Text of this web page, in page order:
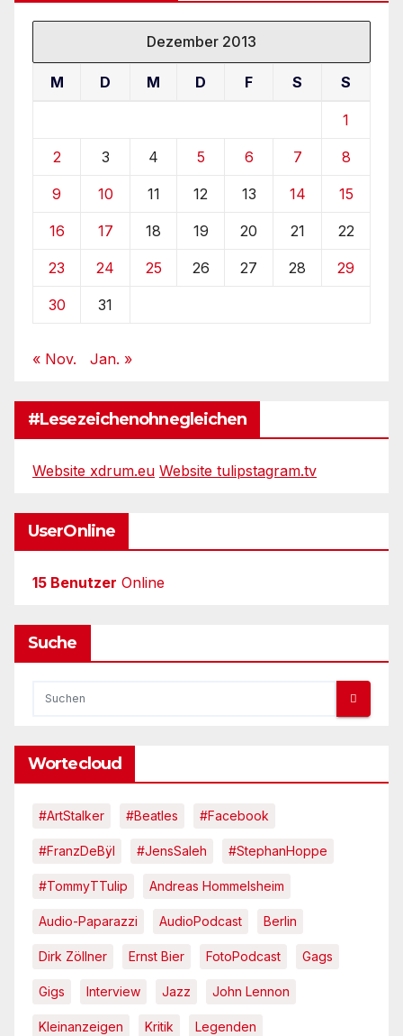
Dezember 2013
M D M D F S S
1
2 3 4 5 6 7 8
9 10 11 12 13 14 15
16 17 18 19 20 21 22
23 24 25 26 27 28 29
30 31
« Nov. Jan. »
#Lesezeichenohnegleichen
Website xdrum.eu Website tulipstagram.tv
UserOnline
15 Benutzer Online
Suche
Wortecloud
#ArtStalker #Beatles #Facebook
#FranzDeBÿl #JensSaleh #StephanHoppe
#TommyTTulip Andreas Hommelsheim
Audio-Paparazzi AudioPodcast Berlin
Dirk Zöllner Ernst Bier FotoPodcast Gags
Gigs Interview Jazz John Lennon
Kleinanzeigen Kritik Legenden